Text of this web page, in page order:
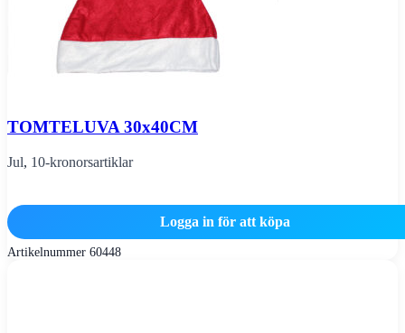
TOMTELUVA 30x40CM
Jul, 10-kronorsartiklar
Logga in för att köpa
Artikelnummer 60448